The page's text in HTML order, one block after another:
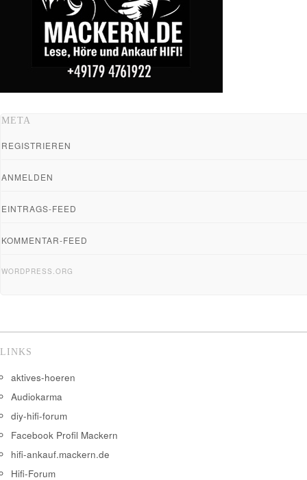
META
REGISTRIEREN
ANMELDEN
EINTRAGS-FEED
KOMMENTAR-FEED
WORDPRESS.ORG
LINKS
aktives-hoeren
Audiokarma
diy-hifi-forum
Facebook Profil Mackern
hifi-ankauf.mackern.de
Hifi-Forum